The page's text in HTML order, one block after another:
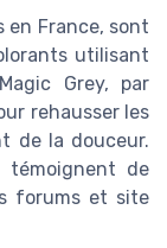
en France, sont
utilisant
Grey, par
rehausser les
de la douceur.
témoignent de
forums et site